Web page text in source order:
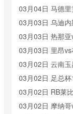
黑龙江女篮 全场
03月04日 马德
03月03日 乌迪
03月03日 热那
03月03日 里昂
03月02日 云南
03月02日 足总
场录像
03月02日 RB莱
03月02日 摩纳